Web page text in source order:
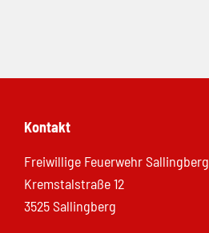
Kontakt
Freiwillige Feuerwehr Sallingberg
Kremstalstraße 12
3525 Sallingberg